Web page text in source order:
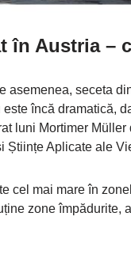
în Austria –
asemenea, seceta
încă dramatică,
luni Mortimer
Științe Aplicate ale
cel mai mare în
zone împădurite,